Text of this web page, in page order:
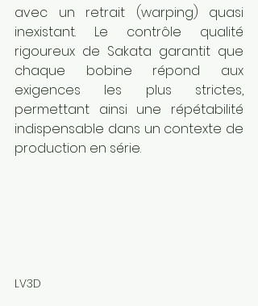
avec un retrait (warping) quasi
inexistant. Le contrôle qualité
rigoureux de Sakata garantit que
chaque bobine répond aux
exigences les plus strictes,
permettant ainsi une répétabilité
indispensable dans un contexte de
production en série.
LV3D